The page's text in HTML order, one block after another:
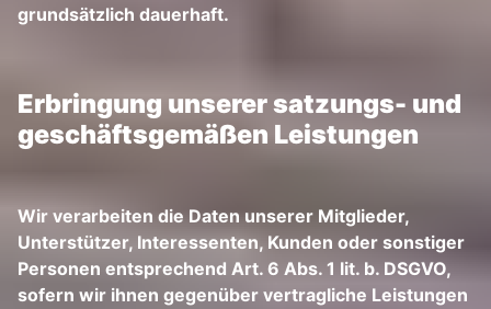
grundsätzlich dauerhaft.
Erbringung unserer satzungs- und
geschäftsgemäßen Leistungen
Wir verarbeiten die Daten unserer Mitglieder,
Unterstützer, Interessenten, Kunden oder sonstiger
Personen entsprechend Art. 6 Abs. 1 lit. b. DSGVO,
sofern wir ihnen gegenüber vertragliche Leistungen